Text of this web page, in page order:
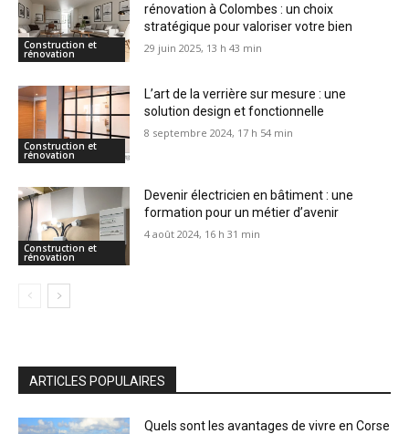
Construction et
rénovation
rénovation à Colombes : un choix
stratégique pour valoriser votre bien
29 juin 2025, 13 h 43 min
Construction et
rénovation
L’art de la verrière sur mesure : une
solution design et fonctionnelle
8 septembre 2024, 17 h 54 min
Construction et
rénovation
Devenir électricien en bâtiment : une
formation pour un métier d’avenir
4 août 2024, 16 h 31 min
ARTICLES POPULAIRES
Quels sont les avantages de vivre en Corse